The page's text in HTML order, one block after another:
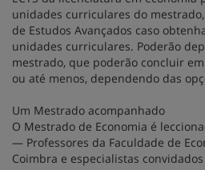
unidades curriculares do
de Estudos Avançados caso
unidades curriculares. Poderão
mestrado, que poderão concluir
ou até menos, dependendo das
Um Mestrado acompanhado
O Mestrado de Economia é
— Professores da Faculdade de
Coimbra e especialistas